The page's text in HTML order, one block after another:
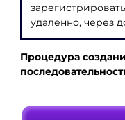
удаленно, через
Процедура